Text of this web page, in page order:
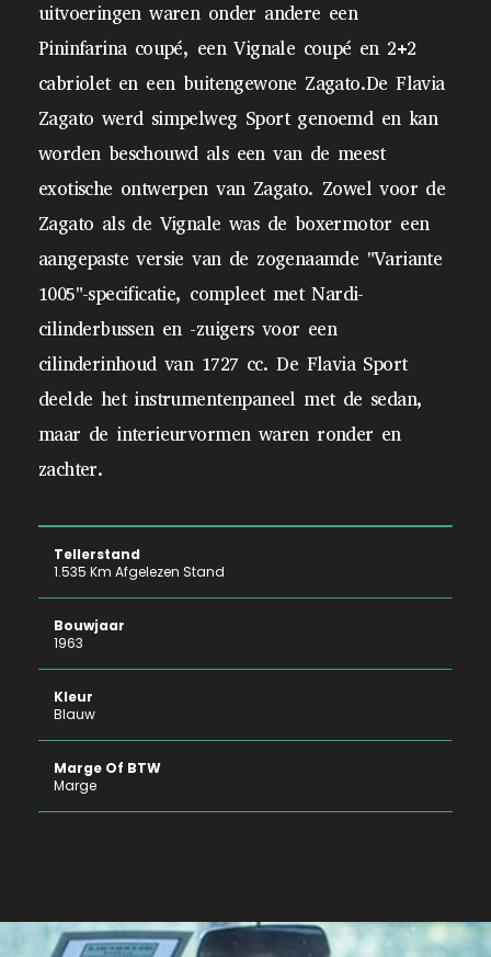
uitvoeringen waren onder andere een
Pininfarina coupé, een Vignale coupé en 2+2
cabriolet en een buitengewone Zagato.De Flavia
Zagato werd simpelweg Sport genoemd en kan
worden beschouwd als een van de meest
exotische ontwerpen van Zagato. Zowel voor de
Zagato als de Vignale was de boxermotor een
aangepaste versie van de zogenaamde "Variante
1005"-specificatie, compleet met Nardi-
cilinderbussen en -zuigers voor een
cilinderinhoud van 1727 cc. De Flavia Sport
deelde het instrumentenpaneel met de sedan,
maar de interieurvormen waren ronder en
zachter.
Tellerstand
1.535 Km Afgelezen Stand
Bouwjaar
1963
Kleur
Blauw
Marge Of BTW
Marge